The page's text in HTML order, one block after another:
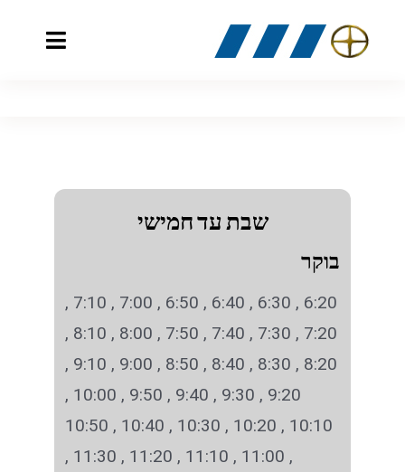
Toggle
לוח זמנים- 255
לוח זמנים – 285
לוח זמנים – 275
כרטיסים
צור קשר
שבת עד חמישי
בוקר
6:20 , 6:30 , 6:40 , 6:50 , 7:00 , 7:10 ,
7:20 , 7:30 , 7:40 , 7:50 , 8:00 , 8:10 ,
8:20 , 8:30 , 8:40 , 8:50 , 9:00 , 9:10 ,
9:20 , 9:30 , 9:40 , 9:50 , 10:00 ,
10:10 , 10:20 , 10:30 , 10:40 , 10:50
, 11:00 , 11:10 , 11:20 , 11:30 ,